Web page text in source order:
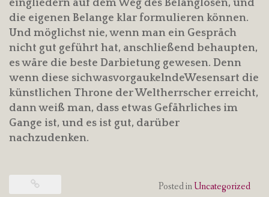
eingliedern auf dem Weg des Belanglosen, und
die eigenen Belange klar formulieren können.
Und möglichst nie, wenn man ein Gespräch
nicht gut geführt hat, anschließend behaupten,
es wäre die beste Darbietung gewesen. Denn
wenn diese sichwasvorgaukelndeWesensart die
künstlichen Throne der Weltherrscher erreicht,
dann weiß man, dass etwas Gefährliches im
Gange ist, und es ist gut, darüber
nachzudenken.
Posted inUncategorized